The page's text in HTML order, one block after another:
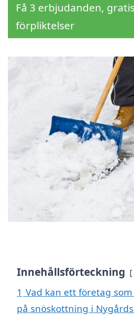
Få 3 erbjudanden,
förpliktelser
Innehållsförteckning
1 Vad kan ett företag
på snöskottning i